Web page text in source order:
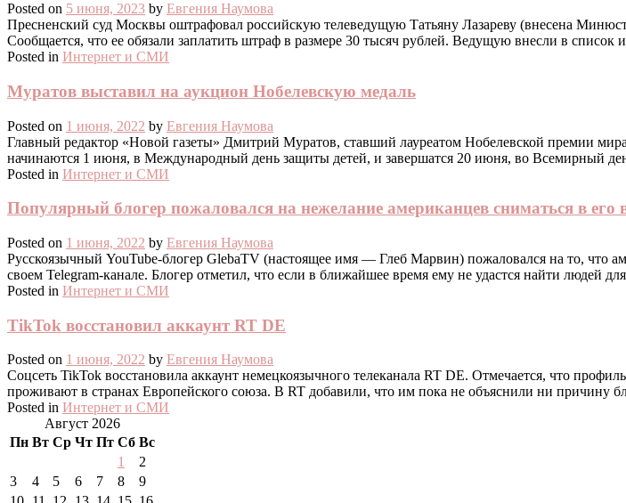
Posted on 5 июня, 2023 by Евгения Наумова
Пресненский суд Москвы оштрафовал российскую телеведущую Татьяну Лазареву (внесена
Сообщается, что ее обязали заплатить штраф в размере 30 тысяч рублей. Ведущую внесли в список
Posted in Интернет и СМИ
Муратов выставил на аукцион Нобелевскую медаль
Posted on 1 июня, 2022 by Евгения Наумова
Главный редактор «Новой газеты» Дмитрий Муратов, ставший лауреатом Нобелевской премии
начинаются 1 июня, в Международный день защиты детей, и завершатся 20 июня, во Всемирный
Posted in Интернет и СМИ
Популярный блогер пожаловался на нежелание американцев сниматься в его
Posted on 1 июня, 2022 by Евгения Наумова
Русскоязычный YouTube-блогер GlebaTV (настоящее имя — Глеб Марвин) пожаловался на то, что
своем Telegram-канале. Блогер отметил, что если в ближайшее время ему не удастся найти людей
Posted in Интернет и СМИ
TikTok восстановил аккаунт RT DE
Posted on 1 июня, 2022 by Евгения Наумова
Соцсеть TikTok восстановила аккаунт немецкоязычного телеканала RT DE. Отмечается, что
проживают в странах Европейского союза. В RT добавили, что им пока не объяснили ни причину
Posted in Интернет и СМИ
Август 2026
Пн Вт Ср Чт Пт Сб Вс
1
2
3
4 5 6 7 8
9